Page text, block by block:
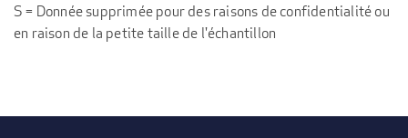
S = Donnée supprimée pour des raisons de confidentialité ou
en raison de la petite taille de l'échantillon